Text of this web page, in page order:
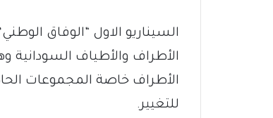
السيناريو الاول “الوفاق
الأطراف والأطياف السودانية
الأطراف خاصة المجموعات
للتغيير.